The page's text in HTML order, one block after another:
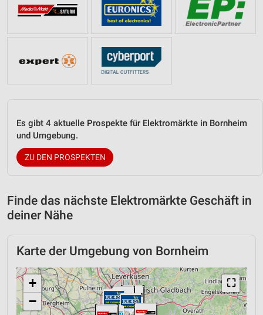
Es gibt 4 aktuelle Prospekte für Elektromärkte in Bornheim
und Umgebung.
ZU DEN PROSPEKTEN
Finde das nächste Elektromärkte Geschäft in
deiner Nähe
Karte der Umgebung von Bornheim
⛶
+
−